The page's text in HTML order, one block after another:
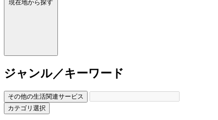
現在地から探す
ジャンル／キーワード
その他の生活関連サービス
カテゴリ選択